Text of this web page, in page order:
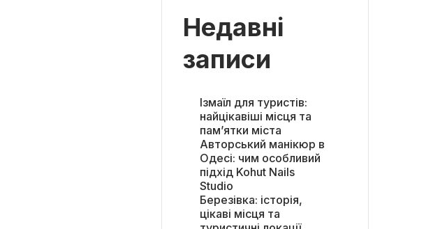
Недавні
записи
Ізмаїл для туристів:
найцікавіші місця та
пам’ятки міста
Авторський манікюр в
Одесі: чим особливий
підхід Kohut Nails
Studio
Березівка: історія,
цікаві місця та